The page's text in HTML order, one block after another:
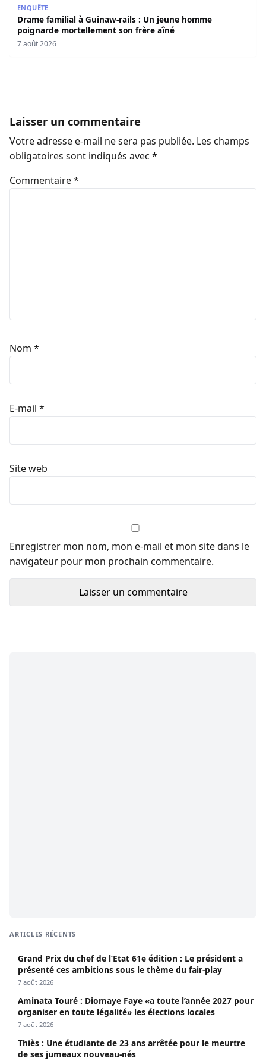
ENQUÊTE
Drame familial à Guinaw-rails : Un jeune homme
poignarde mortellement son frère aîné
7 août 2026
Laisser un commentaire
Votre adresse e-mail ne sera pas publiée. Les champs
obligatoires sont indiqués avec *
Commentaire*
Nom *
E-mail *
Site web
Enregistrer mon nom, mon e-mail et mon site dans le
navigateur pour mon prochain commentaire.
ARTICLES RÉCENTS
Grand Prix du chef de l’Etat 61e édition : Le président a
présenté ces ambitions sous le thème du fair-play
7 août 2026
Aminata Touré : Diomaye Faye «a toute l’année 2027 pour
organiser en toute légalité» les élections locales
7 août 2026
Thiès : Une étudiante de 23 ans arrêtée pour le meurtre
de ses jumeaux nouveau-nés